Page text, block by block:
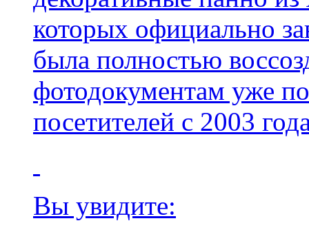
которых официально
была полностью
фотодокументам уже
посетителей с 2003
Вы увидите: